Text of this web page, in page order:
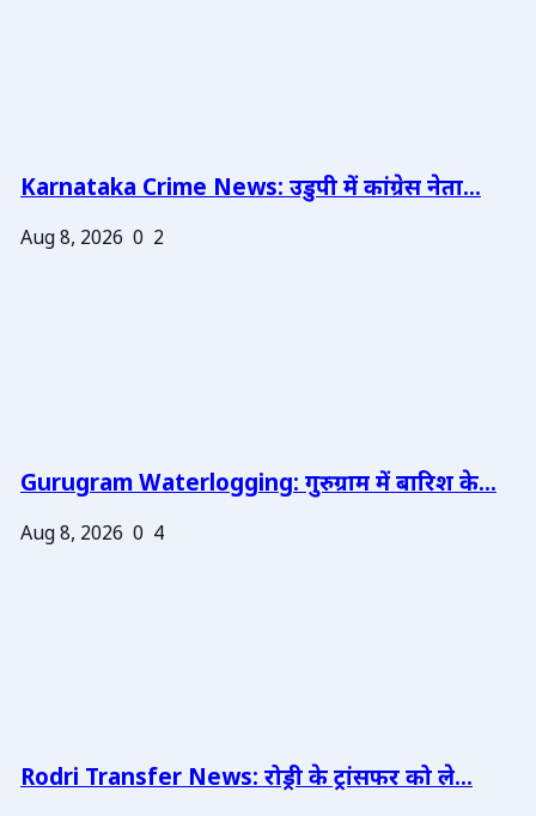
Karnataka Crime News: उडुपी में कांग्रेस नेता...
Aug 8, 2026 0 2
Gurugram Waterlogging: गुरुग्राम में बारिश के...
Aug 8, 2026 0 4
Rodri Transfer News: रोड्री के ट्रांसफर को ले...